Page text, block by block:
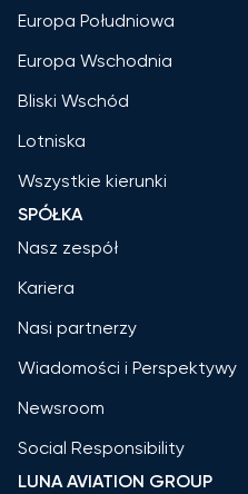
Europa Południowa
Europa Wschodnia
Bliski Wschód
Lotniska
Wszystkie kierunki
SPÓŁKA
Nasz zespół
Kariera
Nasi partnerzy
Wiadomości i Perspektywy
Newsroom
Social Responsibility
LUNA AVIATION GROUP